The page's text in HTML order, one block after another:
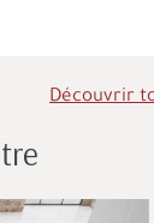
Découvrir